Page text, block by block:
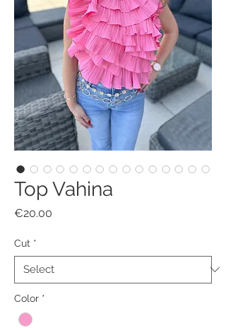
Top Vahina
€20.00
Cut *
Color *